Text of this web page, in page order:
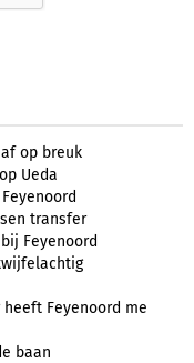
op breuk
Ueda
transfer
Feyenoord
Feyenoord me
baan